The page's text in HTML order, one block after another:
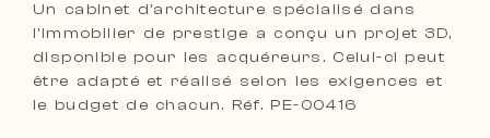
Un cabinet d’architecture spécialisé dans
l’immobilier de prestige a conçu un projet 3D,
disponible pour les acquéreurs. Celui-ci peut
être adapté et réalisé selon les exigences et
le budget de chacun. Réf. PE-00416